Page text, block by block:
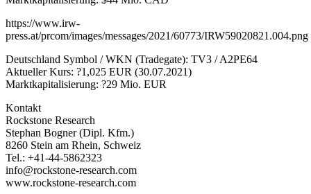
https://www.irw-
press.at/prcom/images/messages/2021/60773/IRW59020821.004.png
Deutschland Symbol / WKN (Tradegate): TV3 / A2PE64
Aktueller Kurs: ?1,025 EUR (30.07.2021)
Marktkapitalisierung: ?29 Mio. EUR
Kontakt
Rockstone Research
Stephan Bogner (Dipl. Kfm.)
8260 Stein am Rhein, Schweiz
Tel.: +41-44-5862323
info@rockstone-research.com
www.rockstone-research.com